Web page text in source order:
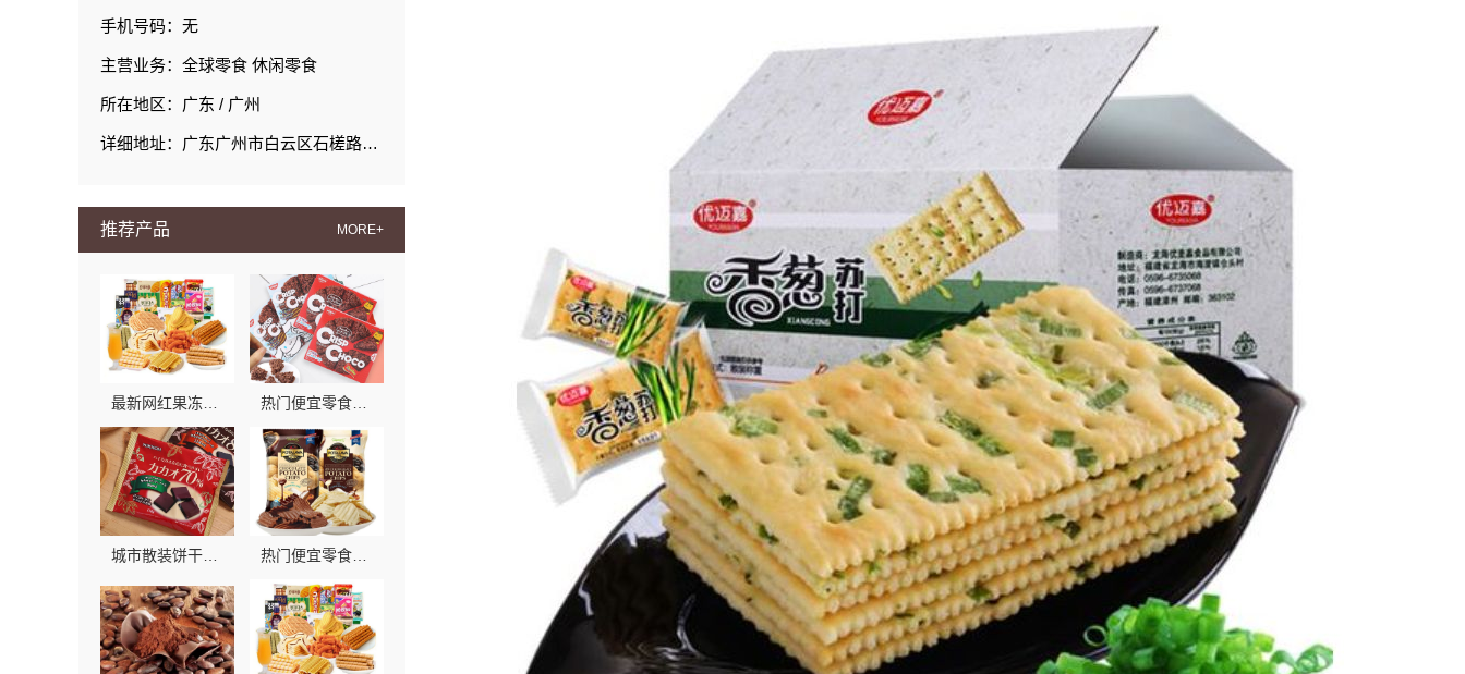
手机号码：无
主营业务：全球零食 休闲零食
所在地区：广东 / 广州
详细地址：广东广州市白云区石槎路聚源街50号1#栋15层1508室
推荐产品 MORE+